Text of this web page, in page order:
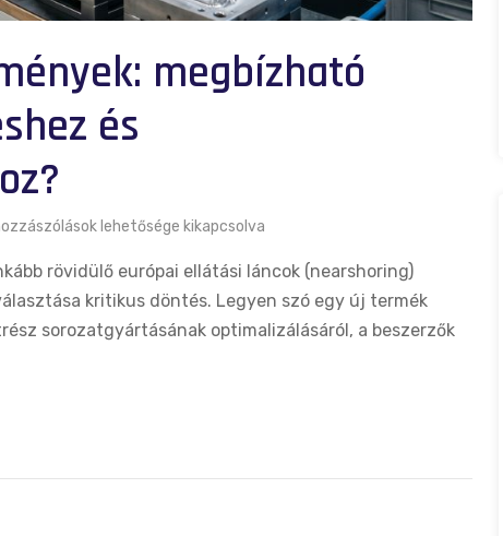
megbízható
és
lehetősége kikapcsolva
rövidülő európai ellátási láncok (nearshoring)
kritikus döntés. Legyen szó egy új termék
sorozatgyártásának optimalizálásáról, a beszerzők